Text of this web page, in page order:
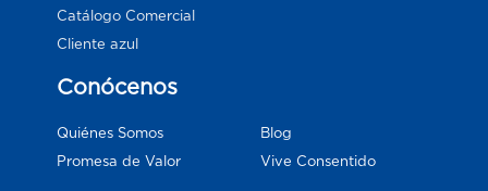
Catálogo Comercial
Cliente azul
Conócenos
Quiénes Somos
Promesa de Valor
Blog
Vive Consentido